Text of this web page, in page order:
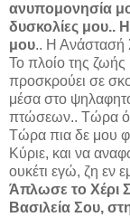
ανυπομονησία
δυσκολίες μου..
μου.. Η Ανάστασή
Το πλοίο της ζωής
προσκρούει σε
μέσα στο
πτώσεων.. Τώρα
Τώρα πια δε μου
Κύριε, και να
ουκέτι εγώ, ζη εν
Άπλωσε το Χέρι
Βασιλεία Σου,